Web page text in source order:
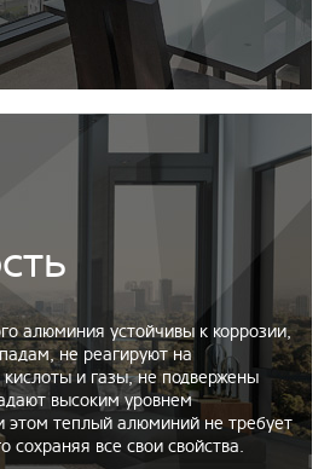
алюминия устойчивы к коррозии,
не реагируют на
и газы, не подвержены
высоким уровнем
этом теплый алюминий не требует
сохраняя все свои свойства.